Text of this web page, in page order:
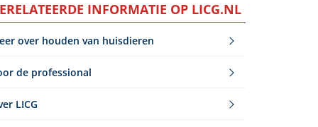
INFORMATIE OP LICG.NL
over houden van huisdieren
de professional
LICG